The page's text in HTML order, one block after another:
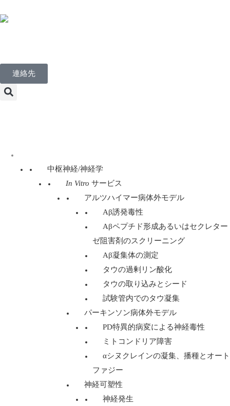
連絡先
中枢神経/神経学
In Vitro サービス
アルツハイマー病体外モデル
Aβ誘発毒性
Aβペプチド形成あるいはセクレター
ゼ阻害剤のスクリーニング
Aβ凝集体の測定
タウの過剰リン酸化
タウの取り込みとシード
試験管内でのタウ凝集
パーキンソン病体外モデル
PD特異的病変による神経毒性
ミトコンドリア障害
αシヌクレインの凝集、播種とオート
ファジー
神経可塑性
神経発生